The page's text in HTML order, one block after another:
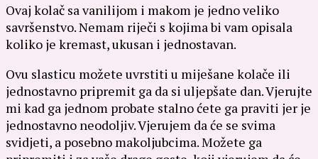
Ovaj kolač sa vanilijom i makom je jedno veliko
savršenstvo. Nemam riječi s kojima bi vam opisala
koliko je kremast, ukusan i jednostavan.
Ovu slasticu možete uvrstiti u miješane kolače ili
jednostavno pripremit ga da si uljepšate dan. Vjerujte
mi kad ga jednom probate stalno ćete ga praviti jer je
jednostavno neodoljiv. Vjerujem da će se svima
svidjeti, a posebno makoljubcima. Možete ga